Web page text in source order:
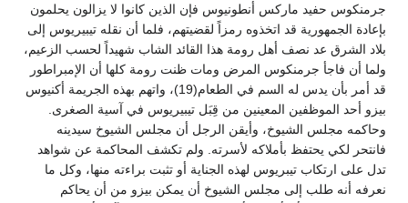
جرمنكوس حفيد ماركس أنطونيوس فإن الذين كانوا لا يزالون يحلمون
بإعادة الجمهورية قد اتخذوه رمزاً لقضيتهم، فلما أن نقله تيبيريوس إلى
بلاد الشرق عد نصف أهل رومة هذا القائد الشاب شهيداً لحسب الزعيم،
ولما أن فاجأ جرمنكوس المرض ومات ظنت رومة كلها أن الإمبراطور
قد أمر بأن يدس له السم في الطعام(19)، واتهم بهذه الجريمة أكنيوس
بيزو أحد الموظفين المعينين من قِبَل تيبيريوس في آسية الصغرى.
وحاكمه مجلس الشيوخ، وأيقن الرجل أن مجلس الشيوخ سيدينه
فانتحر لكي يحتفظ بأملاكه لأسرته. ولم تكشف المحاكمة عن شواهد
تدل على ارتكاب تيبريوس لهذه الجناية أو تثبت براءته منها، وكل ما
نعرفه أنه طلب إلى مجلس الشيوخ أن يمكن بيزو من أن يحاكم